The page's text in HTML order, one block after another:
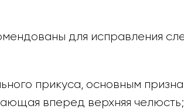
для исправления
прикуса, основным
вперед верхняя челюсть;